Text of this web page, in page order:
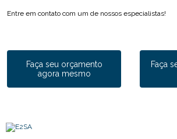
Entre em contato com um de nossos especialistas!
Faça seu orçamento
agora mesmo
Faça